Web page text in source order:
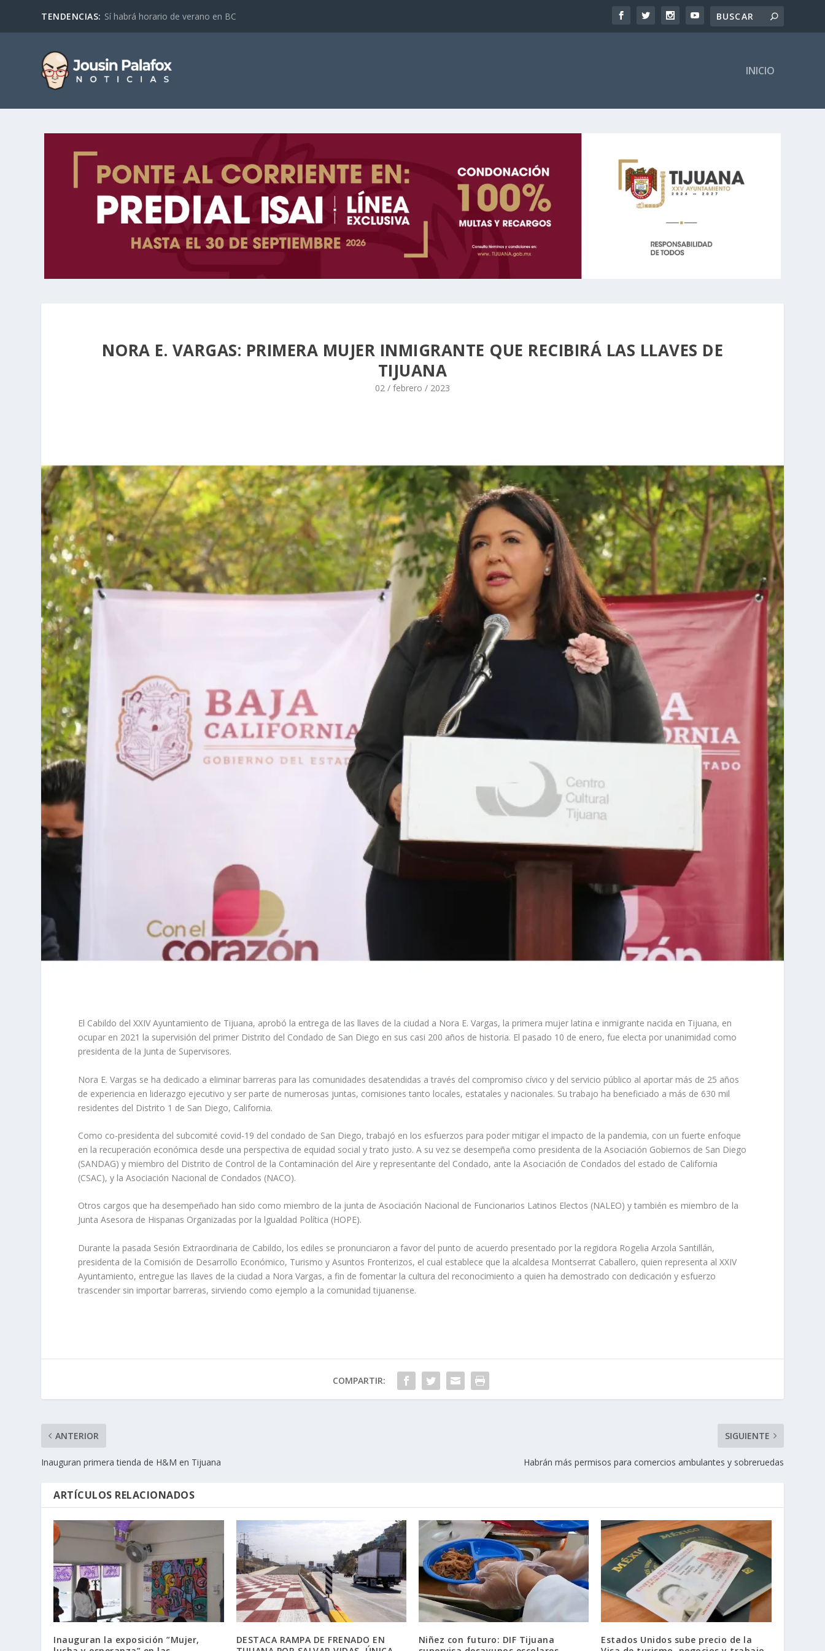
TENDENCIAS: Sí habrá horario de verano en BC
INICIO
NORA E. VARGAS: PRIMERA MUJER INMIGRANTE QUE RECIBIRÁ LAS LLAVES DE
TIJUANA
02 / febrero / 2023
El Cabildo del XXIV Ayuntamiento de Tijuana, aprobó la entrega de las llaves de la ciudad a Nora E. Vargas, la primera mujer latina e inmigrante nacida en Tijuana, en
ocupar en 2021 la supervisión del primer Distrito del Condado de San Diego en sus casi 200 años de historia. El pasado 10 de enero, fue electa por unanimidad como
presidenta de la Junta de Supervisores.
Nora E. Vargas se ha dedicado a eliminar barreras para las comunidades desatendidas a través del compromiso cívico y del servicio público al aportar más de 25 años
de experiencia en liderazgo ejecutivo y ser parte de numerosas juntas, comisiones tanto locales, estatales y nacionales. Su trabajo ha beneficiado a más de 630 mil
residentes del Distrito 1 de San Diego, California.
Como co-presidenta del subcomité covid-19 del condado de San Diego, trabajó en los esfuerzos para poder mitigar el impacto de la pandemia, con un fuerte enfoque
en la recuperación económica desde una perspectiva de equidad social y trato justo. A su vez se desempeña como presidenta de la Asociación Gobiernos de San Diego
(SANDAG) y miembro del Distrito de Control de la Contaminación del Aire y representante del Condado, ante la Asociación de Condados del estado de California
(CSAC), y la Asociación Nacional de Condados (NACO).
Otros cargos que ha desempeñado han sido como miembro de la junta de Asociación Nacional de Funcionarios Latinos Electos (NALEO) y también es miembro de la
Junta Asesora de Hispanas Organizadas por la lgualdad Política (HOPE).
Durante la pasada Sesión Extraordinaria de Cabildo, los ediles se pronunciaron a favor del punto de acuerdo presentado por la regidora Rogelia Arzola Santillán,
presidenta de la Comisión de Desarrollo Económico, Turismo y Asuntos Fronterizos, el cual establece que la alcaldesa Montserrat Caballero, quien representa al XXIV
Ayuntamiento, entregue las Ilaves de la ciudad a Nora Vargas, a fin de fomentar la cultura del reconocimiento a quien ha demostrado con dedicación y esfuerzo
trascender sin importar barreras, sirviendo como ejemplo a la comunidad tijuanense.
COMPARTIR:
ANTERIOR
Inauguran primera tienda de H&M en Tijuana
SIGUIENTE
Habrán más permisos para comercios ambulantes y sobreruedas
ARTÍCULOS RELACIONADOS
Inauguran la exposición ”Mujer,
DESTACA RAMPA DE FRENADO EN
Niñez con futuro: DIF Tijuana
Estados Unidos sube precio de la